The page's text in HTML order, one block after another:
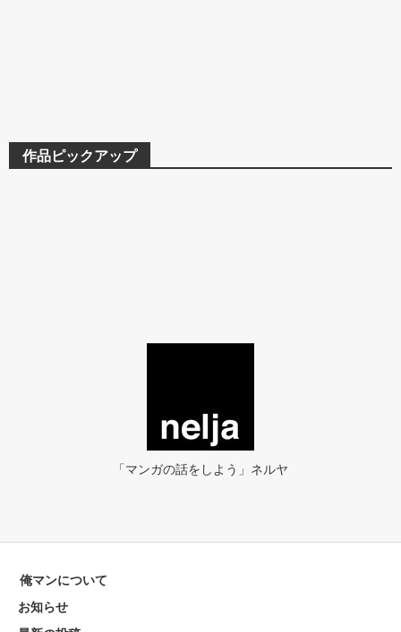
作品ピックアップ
「マンガの話をしよう」ネルヤ
俺マンについて
お知らせ